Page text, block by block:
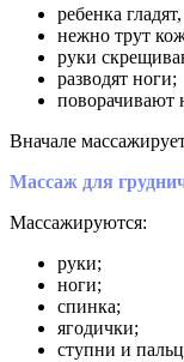
ребенка
нежно трут
руки
разводят ноги;
поворачивают
Вначале
Массаж для
Массажируются:
руки;
ноги;
спинка;
ягодички;
ступни и